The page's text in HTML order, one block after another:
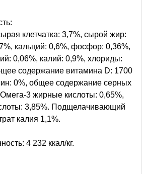
клетчатка: 3,7%, сырой жир:
кальций: 0,6%, фосфор: 0,36%,
0,06%, калий: 0,9%, хлориды:
содержание витамина D: 1700
0%, общее содержание серных
3 жирные кислоты: 0,65%,
3,85%. Подщелачивающий
калия 1,1%.
4 232 ккал/кг.